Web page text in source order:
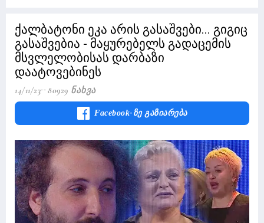
ქალბატონი ეკა არის გასაშვები... გიგიც
გასაშვებია - მაყურებელს გადაცემის
მსვლელობისას დარბაზი
დაატოვებინეს
14/11/23 80929 Ნახვა
Facebook-Ზე Გაზიარება